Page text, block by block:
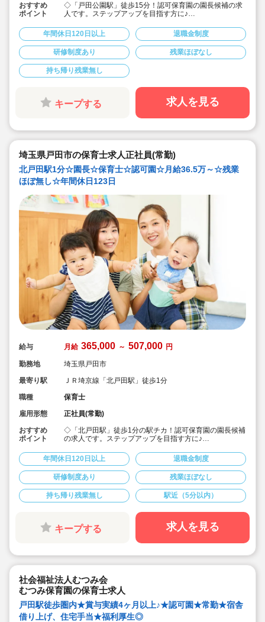
おすすめ
ポイント
◇「戸田公園駅」徒歩15分！認可保育園の園長候補の求
人です。ステップアップを目指す方に♪
らに賞与3か月・残業は少なめと好条件です♪
◇年間休日123日！有給休暇は入社2カ月後に3日、半年
後に13日付与☆プライベートを大事にしながら働けま
す。
◇宿舎借上げ制度利用可！初期費用・引っ越し費用補助
あり！借り上げ利用されない方にもしっかり住宅手当て
があります♪
◇残業ゼロ推進 / 持ち帰り残業禁止 / 有給消化率も94.5%
◇各種手当てや社内割引など福利厚生が充実
◇多彩なキャリアアップ研修 / 年間100以上実施 / 万全の
年間休日120日以上 退職金制度
研修制度あり 残業ほぼなし
持ち帰り残業無し
キープする 求人を見る
埼玉県戸田市の保育士求人正社員(常勤)
北戸田駅1分☆園長☆保育士☆認可園☆月給36.5万～☆残業
ほぼ無し☆年間休日123日
給与 月給 365,000 ～ 507,000 円
勤務地
埼玉県戸田市
最寄り駅
ＪＲ埼京線「北戸田駅」徒歩1分
職種
保育士
雇用形態
正社員(常勤)
おすすめ
ポイント
◇「北戸田駅」徒歩1分の駅チカ！認可保育園の園長候補
の求人です。ステップアップを目指す方に♪
らに賞与3か月・残業は少なめと好条件です♪
◇年間休日123日！有給休暇は入社2カ月後に3日、半年
後に13日付与☆プライベートを大事にしながら働けま
す。
◇宿舎借上げ制度利用可！初期費用・引っ越し費用補助
あり！借り上げ利用されない方にもしっかり住宅手当て
があります♪
◇残業ゼロ推進 / 持ち帰り残業禁止 / 有給消化率も94.5%
◇各種手当てや社内割引など福利厚生が充実
◇多彩なキャリアアップ研修 / 年間100以上実施 / 万全の
年間休日120日以上 退職金制度
研修制度あり 残業ほぼなし
持ち帰り残業無し 駅近（5分以内）
キープする 求人を見る
社会福祉法人むつみ会
むつみ保育園の保育士求人
戸田駅徒歩圏内★賞与実績4ヶ月以上♪★認可園★常勤★宿舎
借り上げ、住宅手当★福利厚生◎